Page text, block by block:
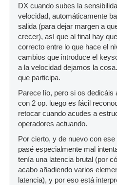
DX cuando subes la
velocidad, automáticamente
salida (para dejar margen a
crecer), así que al final hay
correcto entre lo que hace el
cambios que introduce el
a la velocidad dejamos la
que participa.
Parece lío, pero si os dedicáis
con 2 op. luego es fácil
retocar cuando acudes a
operadores actuando.
Por cierto, y de nuevo con
pasé especialmente mal
tenía una latencia brutal (por
acabo añadiendo varios
latencia), y por eso está